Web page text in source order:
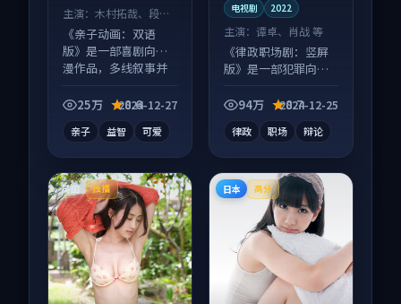
主演： 木村拓哉、段奕
宏 等
《亲子动画：双语
版》是一部喜剧向动
漫作品，多线叙事并
味。25万 8.6
2024-12-27
亲子 益智 可爱
电视剧 2022
主演：谭卓、肖战 等
《律政职场剧：竖屏
版》是一部犯罪向电
别错过，字幕区常有
94万 8.7
2024-12-25
律政 职场 辩论
英国 独播 日本 高分